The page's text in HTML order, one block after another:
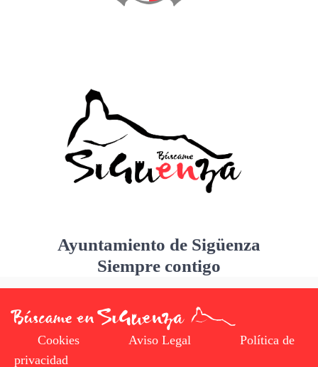
Ayuntamiento de Sigüenza
Siempre contigo
Cookies Aviso Legal
Política de
privacidad